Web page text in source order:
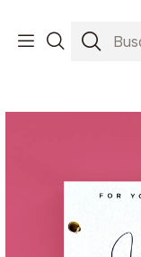
Inicio